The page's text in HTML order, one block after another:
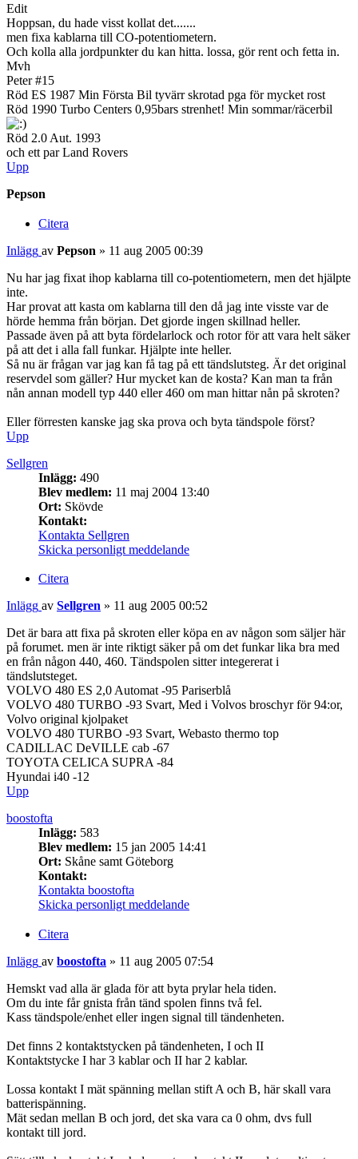
Edit
Hoppsan, du hade visst kollat det.......
men fixa kablarna till CO-potentiometern.
Och kolla alla jordpunkter du kan hitta. lossa, gör rent och fetta in.
Mvh
Peter #15
Röd ES 1987 Min Första Bil tyvärr skrotad pga för mycket rost
Röd 1990 Turbo Centers 0,95bars strenhet! Min sommar/räcerbil
Röd 2.0 Aut. 1993
och ett par Land Rovers
Upp
Pepson
Citera
Inlägg av Pepson » 11 aug 2005 00:39
Nu har jag fixat ihop kablarna till co-potentiometern, men det hjälpte
inte.
Har provat att kasta om kablarna till den då jag inte visste var de
hörde hemma från början. Det gjorde ingen skillnad heller.
Passade även på att byta fördelarlock och rotor för att vara helt säker
på att det i alla fall funkar. Hjälpte inte heller.
Så nu är frågan var jag kan få tag på ett tändslutsteg. Är det original
reservdel som gäller? Hur mycket kan de kosta? Kan man ta från
nån annan modell typ 440 eller 460 om man hittar nån på skroten?
Eller förresten kanske jag ska prova och byta tändspole först?
Upp
Sellgren
Inlägg: 490
Blev medlem: 11 maj 2004 13:40
Ort: Skövde
Kontakt:
Kontakta Sellgren
Skicka personligt meddelande
Citera
Inlägg av Sellgren » 11 aug 2005 00:52
Det är bara att fixa på skroten eller köpa en av någon som säljer här
på forumet. men är inte riktigt säker på om det funkar lika bra med
en från någon 440, 460. Tändspolen sitter integererat i
tändslutsteget.
VOLVO 480 ES 2,0 Automat -95 Pariserblå
VOLVO 480 TURBO -93 Svart, Med i Volvos broschyr för 94:or,
Volvo original kjolpaket
VOLVO 480 TURBO -93 Svart, Webasto thermo top
CADILLAC DeVILLE cab -67
TOYOTA CELICA SUPRA -84
Hyundai i40 -12
Upp
boostofta
Inlägg: 583
Blev medlem: 15 jan 2005 14:41
Ort: Skåne samt Göteborg
Kontakt:
Kontakta boostofta
Skicka personligt meddelande
Citera
Inlägg av boostofta » 11 aug 2005 07:54
Hemskt vad alla är glada för att byta prylar hela tiden.
Om du inte får gnista från tänd spolen finns två fel.
Kass tändspole/enhet eller ingen signal till tändenheten.
Det finns 2 kontaktstycken på tändenheten, I och II
Kontaktstycke I har 3 kablar och II har 2 kablar.
Lossa kontakt I mät spänning mellan stift A och B, här skall vara
batterispänning.
Mät sedan mellan B och jord, det ska vara ca 0 ohm, dvs full
kontakt till jord.